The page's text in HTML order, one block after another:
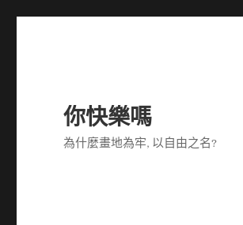
你快樂嗎
為什麼畫地為牢, 以自由之名?